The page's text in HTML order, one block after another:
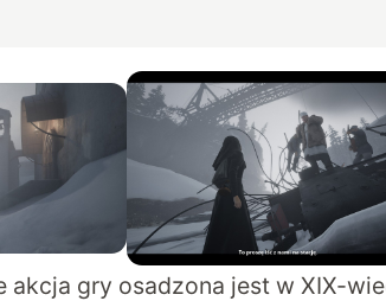
akcja gry osadzona jest w XIX-